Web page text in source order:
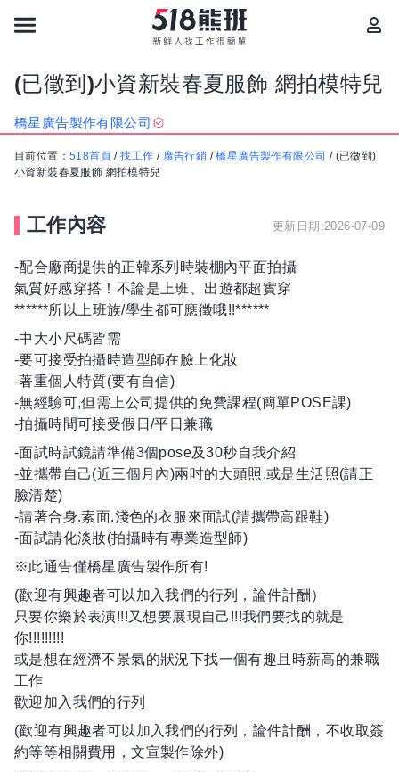
(已徵到)小資新裝春夏服飾 網拍模特兒
橋星廣告製作有限公司
目前位置： 518首頁 /找工作 / 廣告行銷 /橋星廣告製作有限公司 / (已徵到)
小資新裝春夏服飾 網拍模特兒
工作內容 更新日期:2026-07-09
-配合廠商提供的正韓系列時裝棚內平面拍攝
氣質好感穿搭！不論是上班、出遊都超實穿
******所以上班族/學生都可應徵哦!!******
-中大小尺碼皆需
-要可接受拍攝時造型師在臉上化妝
-著重個人特質(要有自信)
-無經驗可,但需上公司提供的免費課程(簡單POSE課)
-拍攝時間可接受假日/平日兼職
-面試時試鏡請準備3個pose及30秒自我介紹
-並攜帶自己(近三個月內)兩吋的大頭照,或是生活照(請正
臉清楚)
-請著合身.素面.淺色的衣服來面試(請攜帶高跟鞋)
-面試請化淡妝(拍攝時有專業造型師)
※此通告僅橋星廣告製作所有!
(歡迎有興趣者可以加入我們的行列，論件計酬）
只要你樂於表演!!!又想要展現自己!!!我們要找的就是
你!!!!!!!!!
或是想在經濟不景氣的狀況下找一個有趣且時薪高的兼職
工作
歡迎加入我們的行列
(歡迎有興趣者可以加入我們的行列，論件計酬，不收取簽
約等等相關費用，文宣製作除外)